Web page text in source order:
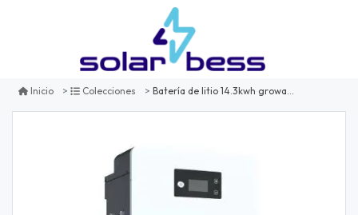
Inicio Colecciones Batería de litio 14.3kwh growatt hope14.3l-a1